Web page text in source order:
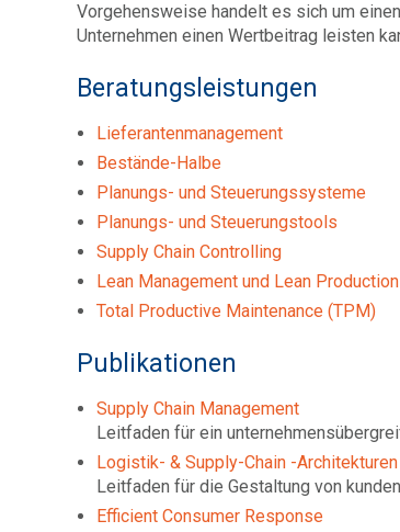
Vorgehensweise handelt es sich um
Unternehmen einen Wertbeitrag leisten
Beratungsleistungen
Lieferantenmanagement
Bestände-Halbe
Planungs- und Steuerungssysteme
Planungs- und Steuerungstools
Supply Chain Controlling
Lean Management und Lean Production
Total Productive Maintenance (TPM)
Publikationen
Supply Chain Management
Leitfaden für ein
Logistik- & Supply-Chain -Architekturen
Leitfaden für die Gestaltung von
Efficient Consumer Response